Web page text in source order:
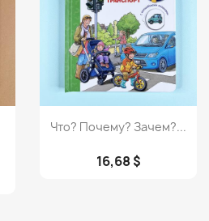
Просмотр
Что? Почему? Зачем?...
16,68 $